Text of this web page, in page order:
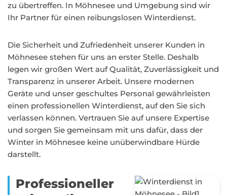
zu übertreffen. In Möhnesee und Umgebung sind wir
Ihr Partner für einen reibungslosen Winterdienst.
Die Sicherheit und Zufriedenheit unserer Kunden in
Möhnesee stehen für uns an erster Stelle. Deshalb
legen wir großen Wert auf Qualität, Zuverlässigkeit und
Transparenz in unserer Arbeit. Unsere modernen
Geräte und unser geschultes Personal gewährleisten
einen professionellen Winterdienst, auf den Sie sich
verlassen können. Vertrauen Sie auf unsere Expertise
und sorgen Sie gemeinsam mit uns dafür, dass der
Winter in Möhnesee keine unüberwindbare Hürde
darstellt.
Professioneller